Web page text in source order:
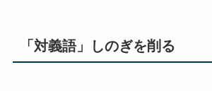
「対義語」しのぎを削る